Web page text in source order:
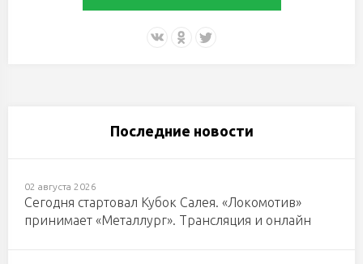
Последние новости
02 августа 2026
Сегодня стартовал Кубок Салея. «Локомотив»
принимает «Металлург». Трансляция и онлайн